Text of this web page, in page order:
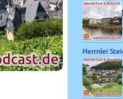
Herrnlei